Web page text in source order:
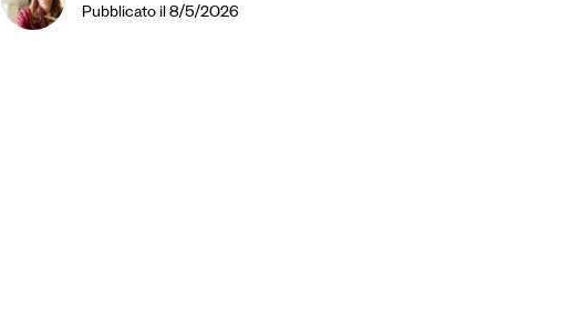
Pubblicato il 8/5/2026